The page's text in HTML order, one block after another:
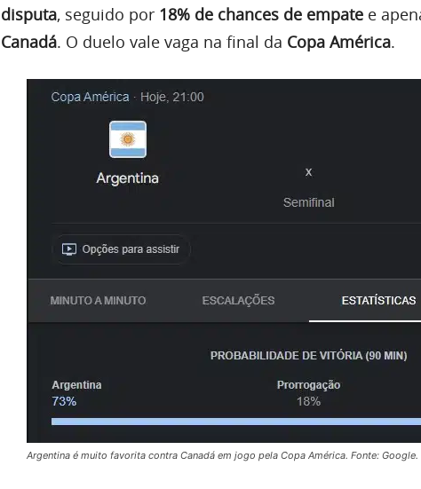
disputa, seguido por 18% de chances de empate e
Canadá. O duelo vale vaga na final da Copa América.
Argentina é muito favorita contra Canadá em jogo pela Copa América. Fonte: Google.